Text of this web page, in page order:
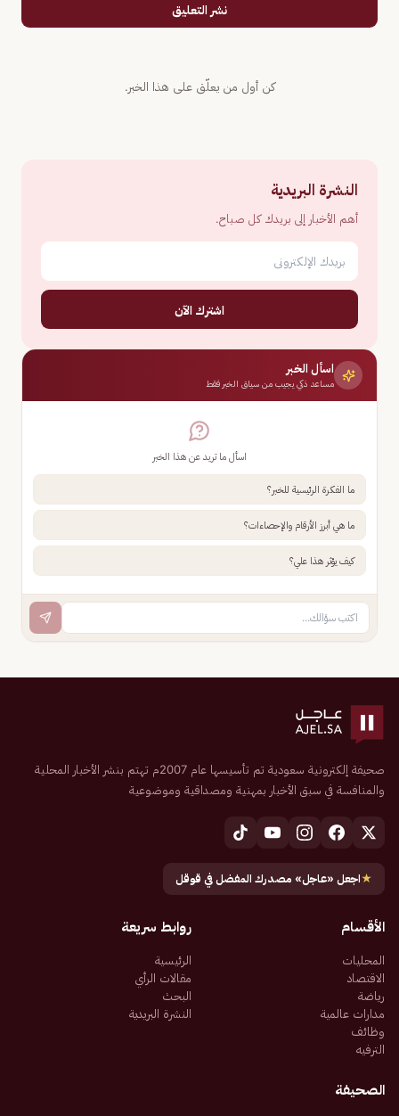
نشر التعليق
كن أول من يعلّق على هذا الخبر.
النشرة البريدية
أهم الأخبار إلى بريدك كل صباح.
اشترك الآن
اسأل الخبر
مساعد ذكي يجيب من سياق الخبر فقط
اسأل ما تريد عن هذا الخبر
ما الفكرة الرئيسية للخبر؟
ما هي أبرز الأرقام والإحصاءات؟
كيف يؤثر هذا علي؟
صحيفة إلكترونية سعودية تم تأسيسها عام 2007م تهتم بنشر الأخبار المحلية
والمنافسة في سبق الأخبار بمهنية ومصداقية وموضوعية
★اجعل «عاجل» مصدرك المفضل في قوقل
الأقسام
المحليات
الاقتصاد
رياضة
مدارات عالمية
وظائف
الترفيه
روابط سريعة
الرئيسية
مقالات الرأي
البحث
النشرة البريدية
الصحيفة